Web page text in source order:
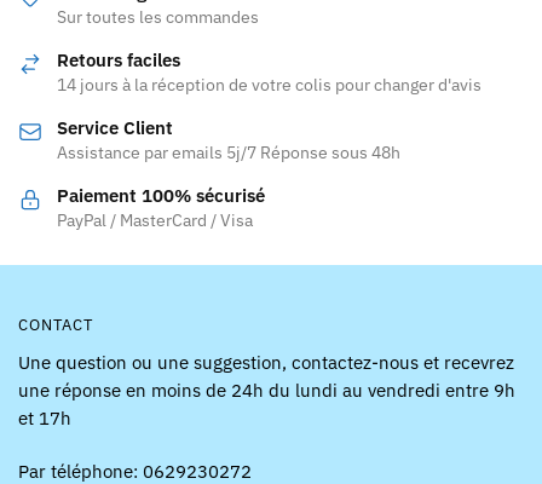
Les
peuvent
choisies
sur
la
page
Sur toutes les commandes
Retours faciles
14 jours à la réception de votre colis pour changer d'avis
Service Client
Assistance par emails 5j/7 Réponse sous 48h
Paiement 100% sécurisé
PayPal / MasterCard / Visa
CONTACT
Une question ou une suggestion, contactez-nous et recevrez
une réponse en moins de 24h du lundi au vendredi entre 9h
et 17h
Par téléphone: 0629230272